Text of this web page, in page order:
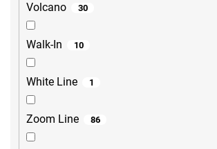
Volcano 30
Walk-In 10
White Line 1
Zoom Line 86